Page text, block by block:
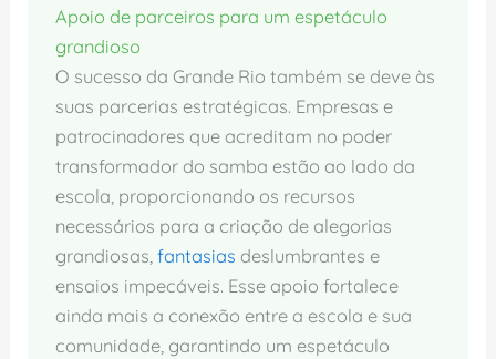
Apoio de parceiros para um espetáculo
grandioso
O sucesso da Grande Rio também se deve às
suas parcerias estratégicas. Empresas e
patrocinadores que acreditam no poder
transformador do samba estão ao lado da
escola, proporcionando os recursos
necessários para a criação de alegorias
grandiosas, fantasias deslumbrantes e
ensaios impecáveis. Esse apoio fortalece
ainda mais a conexão entre a escola e sua
comunidade, garantindo um espetáculo